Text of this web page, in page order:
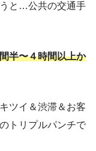
と…公共の交通手
半〜４時間以上か
ツイ＆渋滞＆お客
トリプルパンチで